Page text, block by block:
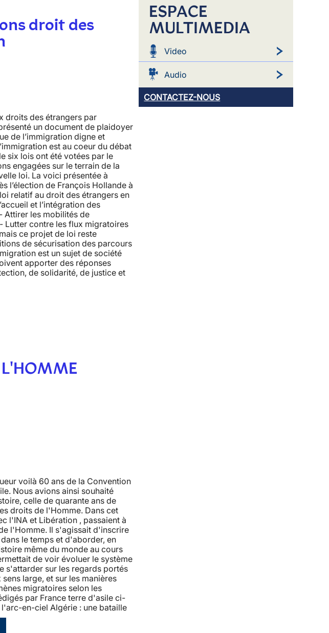
droit des
droits des étrangers par
un document de plaidoyer
de l’immigration digne et
est au coeur du débat
six lois ont été votées par le
engagées sur le terrain de la
loi. La voici présentée à
l’élection de François Hollande à
relatif au droit des étrangers en
et l’intégration des
Attirer les mobilités de
Lutter contre les flux migratoires
ce projet de loi reste
de sécurisation des parcours
est un sujet de société
apporter des réponses
de solidarité, de justice et
voilà 60 ans de la Convention
Nous avions ainsi souhaité
celle de quarante ans de
droits de l'Homme. Dans cet
l'INA et Libération , passaient à
l'Homme. Il s'agissait d'inscrire
le temps et d'aborder, en
même du monde au cours
de voir évoluer le système
s'attarder sur les regards portés
large, et sur les manières
migratoires selon les
par France terre d'asile ci-
en-ciel Algérie : une bataille
ESPACE
MULTIMEDIA
Video
Audio
CONTACTEZ-NOUS